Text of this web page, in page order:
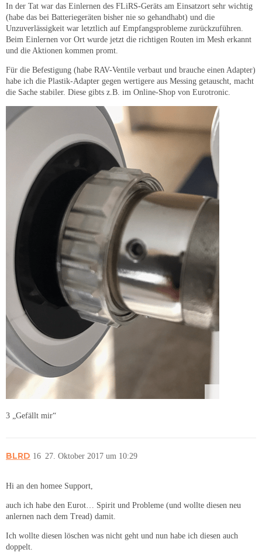
In der Tat war das Einlernen des FLiRS-Geräts am Einsatzort sehr wichtig
(habe das bei Batteriegeräten bisher nie so gehandhabt) und die
Unzuverlässigkeit war letztlich auf Empfangsprobleme zurückzuführen.
Beim Einlernen vor Ort wurde jetzt die richtigen Routen im Mesh erkannt
und die Aktionen kommen promt.
Für die Befestigung (habe RAV-Ventile verbaut und brauche einen Adapter)
habe ich die Plastik-Adapter gegen wertigere aus Messing getauscht, macht
die Sache stabiler. Diese gibts z.B. im Online-Shop von Eurotronic.
3 „Gefällt mir“
BLRD 27. Oktober 2017 um 10:29
16
Hi an den homee Support,
auch ich habe den Eurot… Spirit und Probleme (und wollte diesen neu
anlernen nach dem Tread) damit.
Ich wollte diesen löschen was nicht geht und nun habe ich diesen auch
doppelt.